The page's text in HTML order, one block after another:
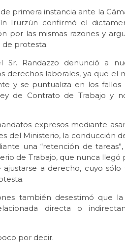
primera instancia ante la
Irurzún confirmó el
por las mismas razones y
de protesta.
Randazzo denunció a
laborales, ya que el
y se puntualiza en los fallos
de Contrato de Trabajo y
expresos mediante
del Ministerio, la conducción
una “retención de
de Trabajo, que nunca llegó
a derecho, cuyo
también desestimó que
directa o
por decir.